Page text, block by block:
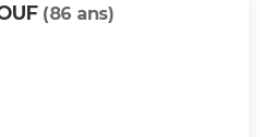
(86 ans)